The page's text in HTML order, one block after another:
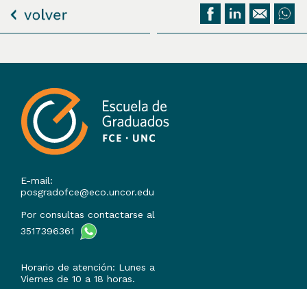
E-mail:
posgradofce@eco.uncor.edu
Por consultas contactarse al
3517396361
Horario de atención: Lunes a
Viernes de 10 a 18 horas.